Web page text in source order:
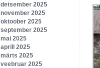
detsember 2025
november 2025
oktoober 2025
september 2025
mai 2025
aprill 2025
märts 2025
veebruar 2025